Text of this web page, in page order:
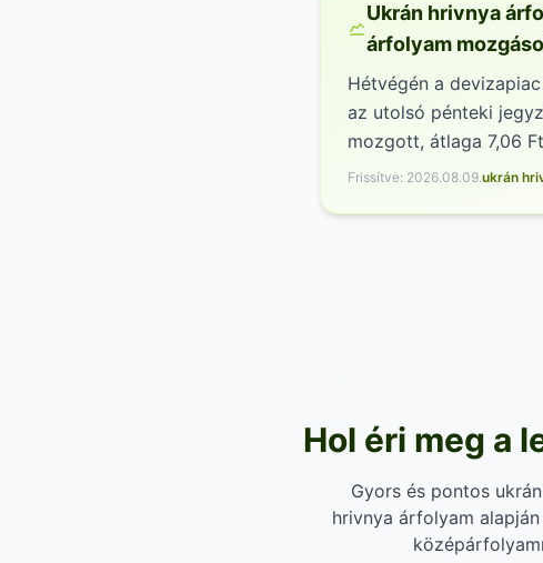
Ukrán hrivnya
árfolyam
Hétvégén a
az utolsó pénteki
mozgott, átlaga 7,06
Frissítve: 2026.08.09.ukrán
Hol éri meg a
Gyors és pontos
hrivnya árfolyam